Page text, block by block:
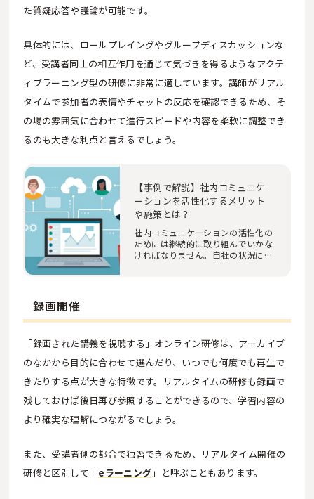
た質疑応答や議論が可能です。
具体的には、ロールプレイングやグループディスカッションな
ど、受講者同士の相互作用を通じて気づきを得るようなアクテ
ィブラーニング型の研修に非常に適しています。講師がリアル
タイムで参加者の表情やチャットの反応を確認できるため、そ
の場の雰囲気に合わせて進行スピードや内容を柔軟に調整でき
るのも大きな利点と言えるでしょう。
【事例で解説】社内コミュニケ
ーションを活性化するメリット
や施策とは？
社内コミュニケーションの活性化の
ためには継続的に取り組んでいかな
ければなりません。自社の状況に適
録画開催
「録画された講義を視聴する」オンライン研修は、アーカイブ
のなかから目的に合わせて選んだり、いつでも何度でも再生で
きたりする点が大きな特徴です。リアルタイムの研修も録画で
残しておけば後日再び参照することができるので、学習内容の
より確実な理解につながるでしょう。
また、受講者側の都合で独習できるため、リアルタイム開催の
研修と区別して「eラーニング 」と呼ぶこともあります。